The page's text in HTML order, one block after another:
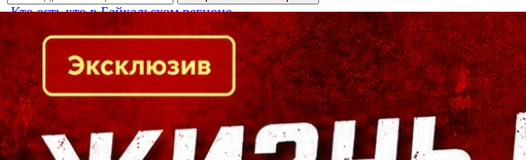
Кто есть кто в Байкальском регионе